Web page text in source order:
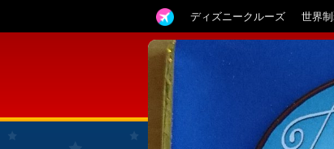
ディズニークルーズ 世界